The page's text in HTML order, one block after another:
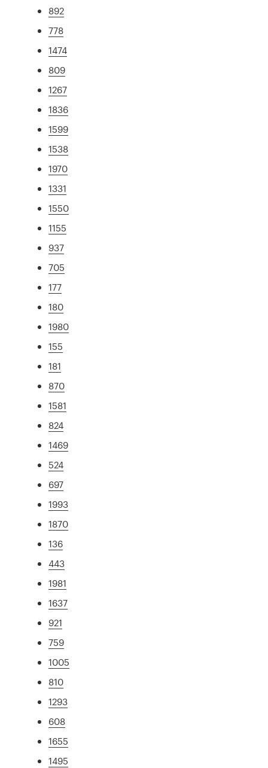
892
778
1474
809
1267
1836
1599
1538
1970
1331
1550
1155
937
705
177
180
1980
155
181
870
1581
824
1469
524
697
1993
1870
136
443
1981
1637
921
759
1005
810
1293
608
1655
1495